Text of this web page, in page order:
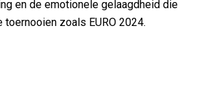
en de emotionele gelaagdheid die
toernooien zoals EURO 2024.